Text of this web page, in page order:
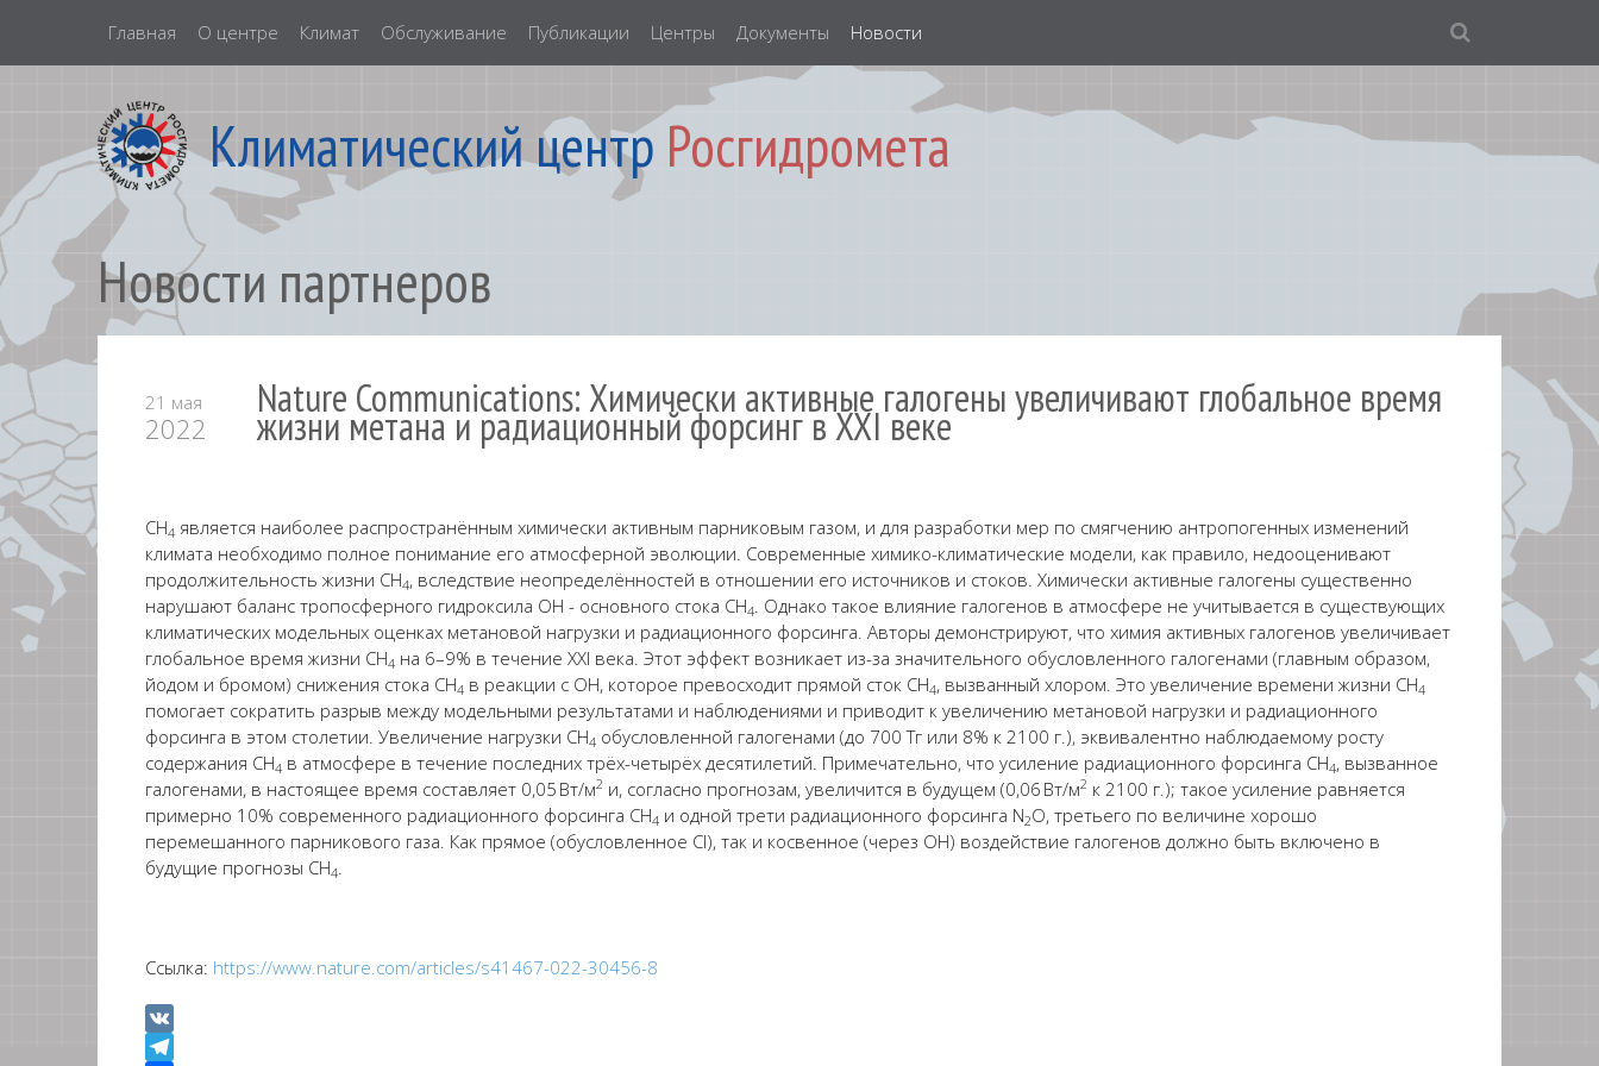
Главная О центре Климат Обслуживание Публикации Центры Документы Новости
Климатический центр Росгидромета
Новости партнеров
21 мая
2022
Nature Communications: Химически активные галогены увеличивают глобальное время
жизни метана и радиационный форсинг в XXI веке
CH4 является наиболее распространённым химически активным парниковым газом, и для разработки мер по смягчению антропогенных изменений
климата необходимо полное понимание его атмосферной эволюции. Современные химико-климатические модели, как правило, недооценивают
продолжительность жизни CH4, вследствие неопределённостей в отношении его источников и стоков. Химически активные галогены существенно
нарушают баланс тропосферного гидроксила ОН - основного стока CH4. Однако такое влияние галогенов в атмосфере не учитывается в существующих
климатических модельных оценках метановой нагрузки и радиационного форсинга. Авторы демонстрируют, что химия активных галогенов увеличивает
глобальное время жизни CH4 на 6–9% в течение XXI века. Этот эффект возникает из-за значительного обусловленного галогенами (главным образом,
йодом и бромом) снижения стока CH4 в реакции с OH, которое превосходит прямой сток CH4, вызванный хлором. Это увеличение времени жизни CH4
помогает сократить разрыв между модельными результатами и наблюдениями и приводит к увеличению метановой нагрузки и радиационного
форсинга в этом столетии. Увеличение нагрузки CH4 обусловленной галогенами (до 700 Тг или 8% к 2100 г.), эквивалентно наблюдаемому росту
содержания CH4 в атмосфере в течение последних трёх-четырёх десятилетий. Примечательно, что усиление радиационного форсинга CH4, вызванное
галогенами, в настоящее время составляет 0,05 Вт/м2 и, согласно прогнозам, увеличится в будущем (0,06 Вт/м2 к 2100 г.); такое усиление равняется
примерно 10% современного радиационного форсинга CH4 и одной трети радиационного форсинга N2O, третьего по величине хорошо
перемешанного парникового газа. Как прямое (обусловленное Cl), так и косвенное (через OH) воздействие галогенов должно быть включено в
будущие прогнозы CH4.
Ссылка: https://www.nature.com/articles/s41467-022-30456-8
VK